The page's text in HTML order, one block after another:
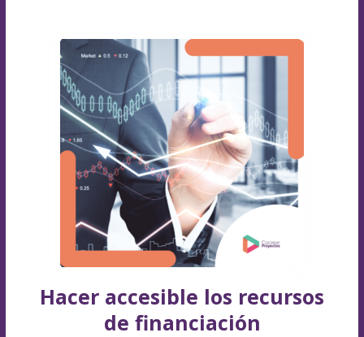
Hacer accesible los recursos
de financiación